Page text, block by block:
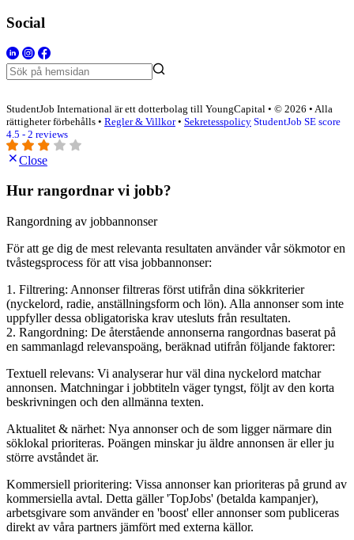
Social
StudentJob International är ett dotterbolag till YoungCapital • © 2026 • Alla
rättigheter förbehålls • Regler & Villkor• Sekretesspolicy StudentJob SE score
4.5 - 2 reviews
Close
Hur rangordnar vi jobb?
Rangordning av jobbannonser
För att ge dig de mest relevanta resultaten använder vår sökmotor en
tvåstegsprocess för att visa jobbannonser:
1. Filtrering: Annonser filtreras först utifrån dina sökkriterier
(nyckelord, radie, anställningsform och lön). Alla annonser som inte
uppfyller dessa obligatoriska krav utesluts från resultaten.
2. Rangordning: De återstående annonserna rangordnas baserat på
en sammanlagd relevanspoäng, beräknad utifrån följande faktorer:
Textuell relevans: Vi analyserar hur väl dina nyckelord matchar
annonsen. Matchningar i jobbtiteln väger tyngst, följt av den korta
beskrivningen och den allmänna texten.
Aktualitet & närhet: Nya annonser och de som ligger närmare din
söklokal prioriteras. Poängen minskar ju äldre annonsen är eller ju
större avståndet är.
Kommersiell prioritering: Vissa annonser kan prioriteras på grund av
kommersiella avtal. Detta gäller 'TopJobs' (betalda kampanjer),
arbetsgivare som använder en 'boost' eller annonser som publiceras
direkt av våra partners jämfört med externa källor.